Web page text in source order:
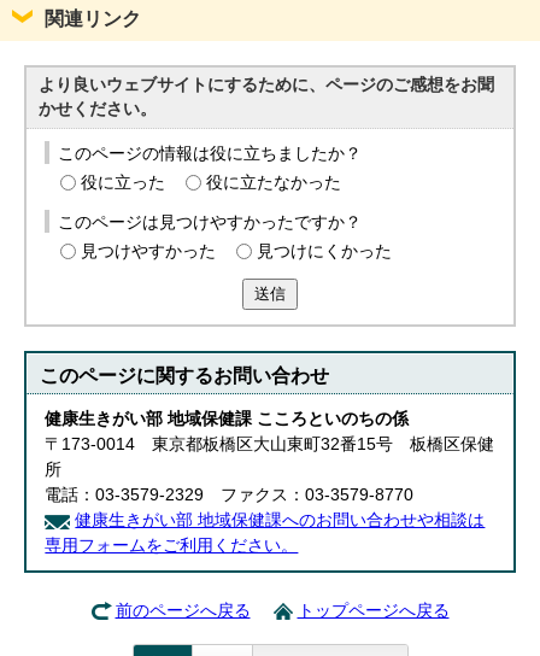
関連リンク
より良いウェブサイトにするために、ページのご感想をお聞
かせください。
このページの情報は役に立ちましたか？
役に立った
役に立たなかった
このページは見つけやすかったですか？
見つけやすかった
見つけにくかった
送信
このページに関するお問い合わせ
健康生きがい部 地域保健課 こころといのちの係
〒173-0014 東京都板橋区大山東町32番15号 板橋区保健
所
電話：03-3579-2329 ファクス：03-3579-8770
健康生きがい部 地域保健課へのお問い合わせや相談は
専用フォームをご利用ください。
前のページへ戻る トップページへ戻る